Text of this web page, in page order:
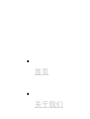
首页
关于我们